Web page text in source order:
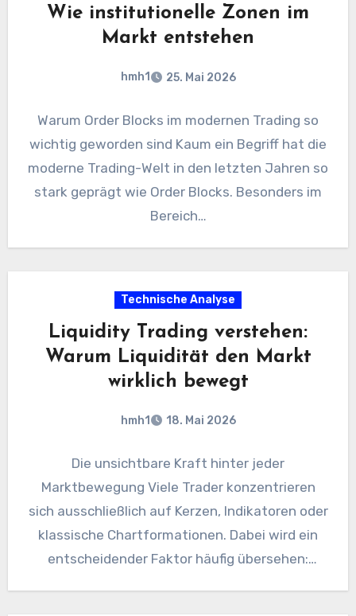
Wie institutionelle Zonen im
Markt entstehen
hmh1 25. Mai 2026
Warum Order Blocks im modernen Trading so
wichtig geworden sind Kaum ein Begriff hat die
moderne Trading-Welt in den letzten Jahren so
stark geprägt wie Order Blocks. Besonders im
Bereich…
Technische Analyse
Liquidity Trading verstehen:
Warum Liquidität den Markt
wirklich bewegt
hmh1 18. Mai 2026
Die unsichtbare Kraft hinter jeder
Marktbewegung Viele Trader konzentrieren
sich ausschließlich auf Kerzen, Indikatoren oder
klassische Chartformationen. Dabei wird ein
entscheidender Faktor häufig übersehen: